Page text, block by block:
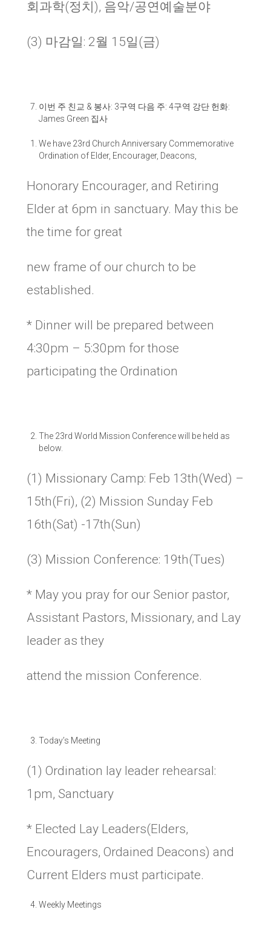
회과학(정치), 음악/공연예술분야
(3) 마감일: 2월 15일(금)
이번 주 친교 & 봉사: 3구역 다음 주: 4구역 강단 헌화:
James Green 집사
We have 23rd Church Anniversary Commemorative
Ordination of Elder, Encourager, Deacons,
Honorary Encourager, and Retiring
Elder at 6pm in sanctuary. May this be
the time for great
new frame of our church to be
established.
* Dinner will be prepared between
4:30pm – 5:30pm for those
participating the Ordination
The 23rd World Mission Conference will be held as
below.
(1) Missionary Camp: Feb 13th(Wed) –
15th(Fri), (2) Mission Sunday Feb
16th(Sat) -17th(Sun)
(3) Mission Conference: 19th(Tues)
* May you pray for our Senior pastor,
Assistant Pastors, Missionary, and Lay
leader as they
attend the mission Conference.
Today’s Meeting
(1) Ordination lay leader rehearsal:
1pm, Sanctuary
* Elected Lay Leaders(Elders,
Encouragers, Ordained Deacons) and
Current Elders must participate.
Weekly Meetings